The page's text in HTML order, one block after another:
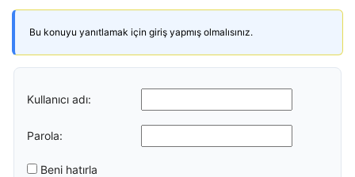
Bu konuyu yanıtlamak için giriş yapmış olmalısınız.
Kullanıcı adı:
Parola:
Beni hatırla